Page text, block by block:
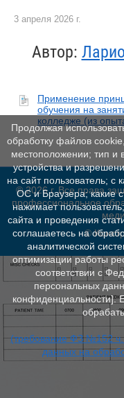
3 апреля 2026 г.
Автор:
Применение
обучения на
колледже (из
© 2026 г. Все права
профессиональное
©
Продолжая
обработку файлов
местоположении; тип и
устройства и
на сайт пользователь; с
ОС и Браузера; какие
нажимает
сайта и проведения
соглашаетесь на
аналитической
оптимизации работы
соответствии с
персональных
конфиденциальности].
(требование ФЗ №152 ч.
данных на